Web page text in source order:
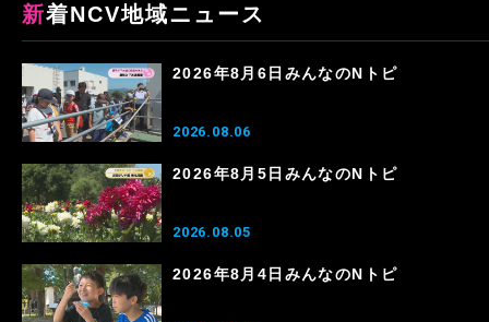
新着NCV地域ニュース
2026年8月6日みんなのNトピ
2026.08.06
2026年8月5日みんなのNトピ
2026.08.05
2026年8月4日みんなのNトピ